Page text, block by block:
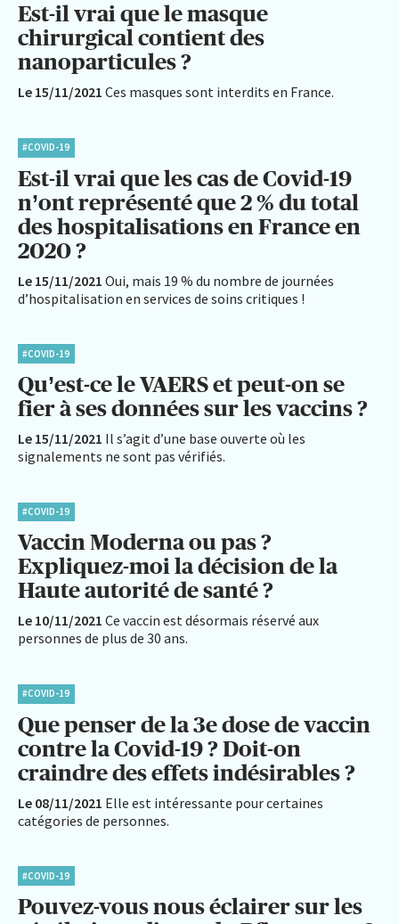
Est-il vrai que le masque
chirurgical contient des
nanoparticules ?
Le 15/11/2021 Ces masques sont interdits en France.
#COVID-19
Est-il vrai que les cas de Covid-19
n’ont représenté que 2 % du total
des hospitalisations en France en
2020 ?
Le 15/11/2021 Oui, mais 19 % du nombre de journées
d’hospitalisation en services de soins critiques !
#COVID-19
Qu’est-ce le VAERS et peut-on se
fier à ses données sur les vaccins ?
Le 15/11/2021 Il s’agit d’une base ouverte où les
signalements ne sont pas vérifiés.
#COVID-19
Vaccin Moderna ou pas ?
Expliquez-moi la décision de la
Haute autorité de santé ?
Le 10/11/2021 Ce vaccin est désormais réservé aux
personnes de plus de 30 ans.
#COVID-19
Que penser de la 3e dose de vaccin
contre la Covid-19 ? Doit-on
craindre des effets indésirables ?
Le 08/11/2021 Elle est intéressante pour certaines
catégories de personnes.
#COVID-19
Pouvez-vous nous éclairer sur les